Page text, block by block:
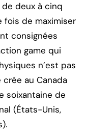
deux à cinq
fois de maximiser
consignées
game qui
n’est pas
au Canada
soixantaine de
(États-Unis,